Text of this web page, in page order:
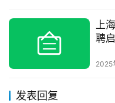
上
聘
2025
发表回复